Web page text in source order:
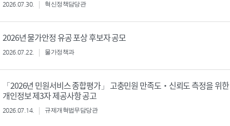
2026.07.30. 혁신정책담당관
2026년 물가안정 유공 포상 후보자 공모
2026.07.22. 물가정책과
「2026년 민원서비스 종합평가」 고충민원 만족도‧신뢰도 측정을 위한
개인정보 제3자 제공사항 공고
2026.07.14. 규제개혁법무담당관